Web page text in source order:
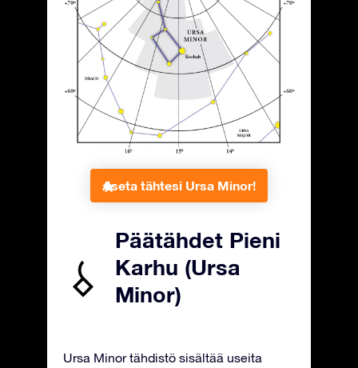
Aseta tähtesi Ursa Minor!
Päätähdet Pieni
Karhu (Ursa
Minor)
Ursa Minor tähdistö sisältää useita